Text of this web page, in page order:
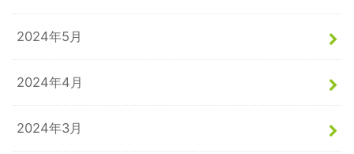
2024年5月
2024年4月
2024年3月